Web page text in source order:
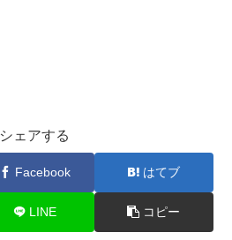
シェアする
Facebook はてブ
LINE コピー